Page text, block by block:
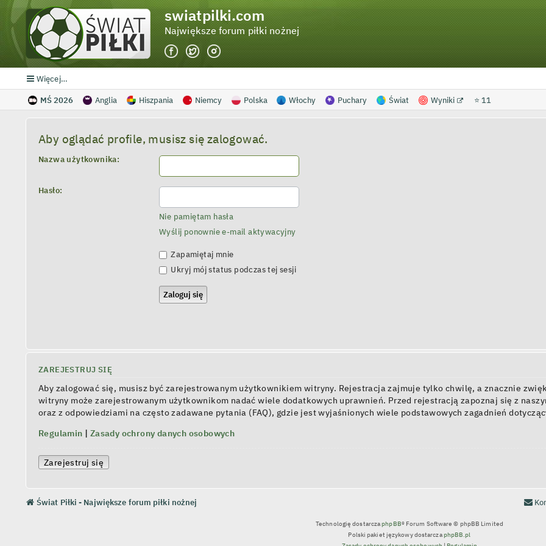
swiatpilki.com
Największe forum piłki nożnej
Więcej…
MŚ 2026 Anglia Hiszpania Niemcy Polska Włochy Puchary Świat Wyniki ⭐ 11
Aby oglądać profile, musisz się zalogować.
Nazwa użytkownika:
Hasło:
Nie pamiętam hasła
Wyślij ponownie e-mail aktywacyjny
Zapamiętaj mnie
Ukryj mój status podczas tej sesji
ZAREJESTRUJ SIĘ
Aby zalogować się, musisz być zarejestrowanym użytkownikiem witryny. Rejestracja zajmuje tylko chwilę, a znacznie
witryny może zarejestrowanym użytkownikom nadać wiele dodatkowych uprawnień. Przed rejestracją zapoznaj się z
oraz z odpowiedziami na często zadawane pytania (FAQ), gdzie jest wyjaśnionych wiele podstawowych zagadnień
Regulamin | Zasady ochrony danych osobowych
Zarejestruj się
Świat Piłki - Największe forum piłki nożnej
Technologię dostarczaphpBB® Forum Software © phpBB Limited
Polski pakiet językowy dostarczaphpBB.pl